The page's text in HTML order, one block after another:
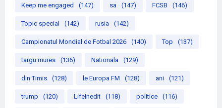
Keep me engaged (147) sa (147) FCSB (146)
Topic special (142) rusia (142)
Campionatul Mondial de Fotbal 2026 (140) Top (137)
targu mures (136) Nationala (129)
din Timis (128) le Europa FM (128) ani (121)
trump (120) LifeInedit (118) politice (116)